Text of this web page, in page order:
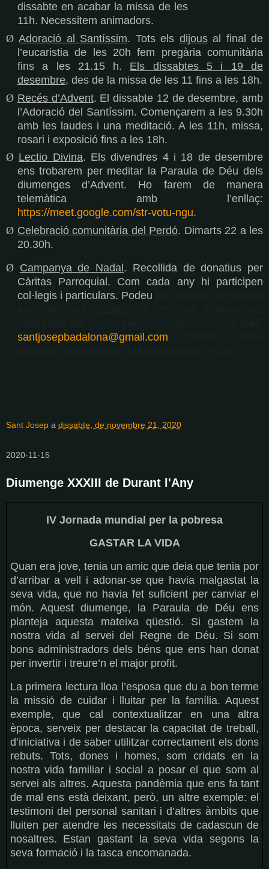
dissabte en acabar la missa de les
11h. Necessitem animadors.
Ø Adoració al Santíssim. Tots els dijousal final de
l’eucaristia de les 20h fem pregària comunitària
fins a les 21.15 h. Els dissabtes 5 i 19 de
desembre, des de la missa de les 11 fins a les 18h.
Ø Recés d’Advent. El dissabte 12 de desembre, amb
l’Adoració del Santíssim. Començarem a les 9.30h
amb les laudes i una meditació. A les 11h, missa,
rosari i exposició fins a les 18h.
Ø Lectio Divina. Els divendres 4 i 18 de desembre
ens trobarem per meditar la Paraula de Déu dels
diumenges d’Advent. Ho farem de manera
telemàtica amb l’enllaç:
https://meet.google.com/str-votu-ngu.
Ø Celebració comunitària del Perdó. Dimarts 22 a les
20.30h.
Ø Campanya de Nadal. Recollida de donatius per
Càritas Parroquial. Com cada any hi participen
col·legis i particulars. Podeu
santjosepbadalona@gmail.com
Sant Josep a dissabte, de novembre 21, 2020
2020-11-15
Diumenge XXXIII de Durant l'Any
IV Jornada mundial per la pobresa
GASTAR LA VIDA
Quan era jove, tenia un amic que deia que tenia por
d’arribar a vell i adonar-se que havia malgastat la
seva vida, que no havia fet suficient per canviar el
món. Aquest diumenge, la Paraula de Déu ens
planteja aquesta mateixa qüestió. Si gastem la
nostra vida al servei del Regne de Déu. Si som
bons administradors dels béns que ens han donat
per invertir i treure’n el major profit.
La primera lectura lloa l’esposa que du a bon terme
la missió de cuidar i lluitar per la família. Aquest
exemple, que cal contextualitzar en una altra
època, serveix per destacar la capacitat de treball,
d’iniciativa i de saber utilitzar correctament els dons
rebuts. Tots, dones i homes, som cridats en la
nostra vida familiar i social a posar el que som al
servei als altres. Aquesta pandèmia que ens fa tant
de mal ens està deixant, però, un altre exemple: el
testimoni del personal sanitari i d’altres àmbits que
lluiten per atendre les necessitats de cadascun de
nosaltres. Estan gastant la seva vida segons la
seva formació i la tasca encomanada.